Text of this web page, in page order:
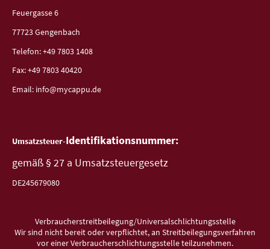
Feuergasse 6
77723 Gengenbach
Telefon: +49 7803 1408
Fax: +49 7803 40420
Email: info@mycappu.de
Umsatzsteuer-Identifikationsnummer:
gemäß § 27 a Umsatzsteuergesetz
DE245679080
Verbraucherstreitbeilegung/Universalschlichtungsstelle
Wir sind nicht bereit oder verpflichtet, an Streitbeilegungsverfahren
vor einer Verbraucherschlichtungsstelle teilzunehmen.